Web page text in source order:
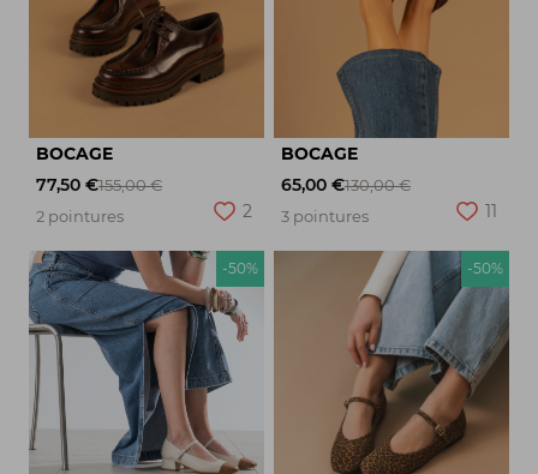
BOCAGE
77,50 €155,00 €
2 pointures
2
BOCAGE
65,00 €130,00 €
3 pointures
11
-50% -50%